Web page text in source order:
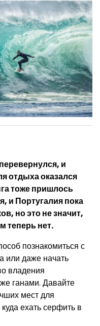
и
отдыха оказался
тоже пришлось
и Португалия пока
но это не значит,
теперь нет.
познакомиться с
или даже начать
владения
ганами. Давайте
мест для
ехать серфить в